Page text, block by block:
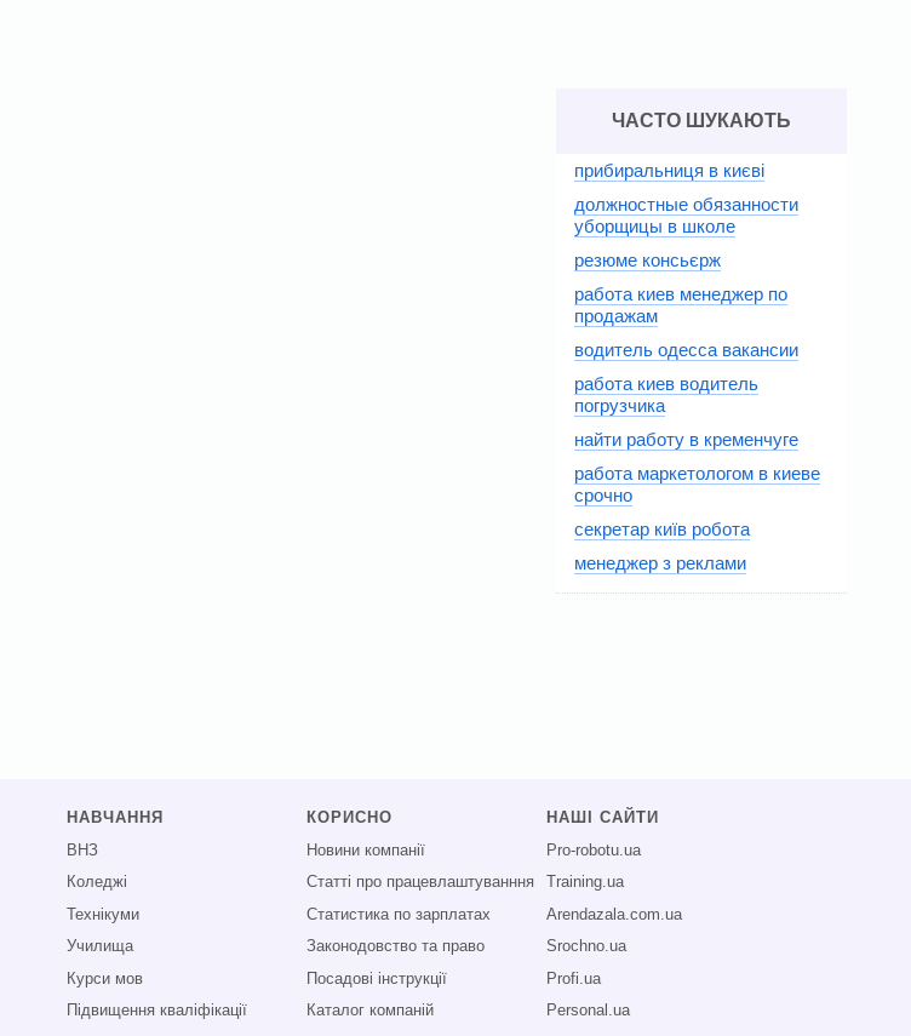
ЧАСТО ШУКАЮТЬ
прибиральниця в києві
должностные обязанности
уборщицы в школе
резюме консьєрж
работа киев менеджер по
продажам
водитель одесса вакансии
работа киев водитель
погрузчика
найти работу в кременчуге
работа маркетологом в киеве
срочно
секретар київ робота
менеджер з реклами
НАВЧАННЯ
ВНЗ
Коледжі
Технікуми
Училища
Курси мов
Підвищення кваліфікації
КОРИСНО
Новини компанії
Статті про працевлаштуванння
Статистика по зарплатах
Законодовство та право
Посадові інструкції
Каталог компаній
НАШІ САЙТИ
Pro-robotu.ua
Training.ua
Arendazala.com.ua
Srochno.ua
Profi.ua
Personal.ua